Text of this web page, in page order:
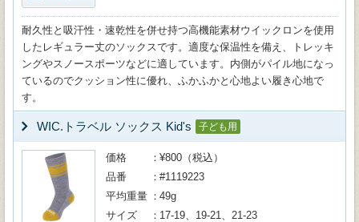
耐久性と吸汗性・速乾性を併せ持つ高機能素材ウイックロンを使用
したレギュラー丈のソックスです。適度な保温性を備え、トレッキ
ングやスノースポーツなどに適しています。内側がパイル地になっ
ているのでクッション性に優れ、ふかふかと心地よい履き心地で
す。
WIC.トラベル ソックス Kid's 子ども用
価格
¥800（税込）
品番
#1119223
平均重量
49g
サイズ
17-19、19-21、21-23